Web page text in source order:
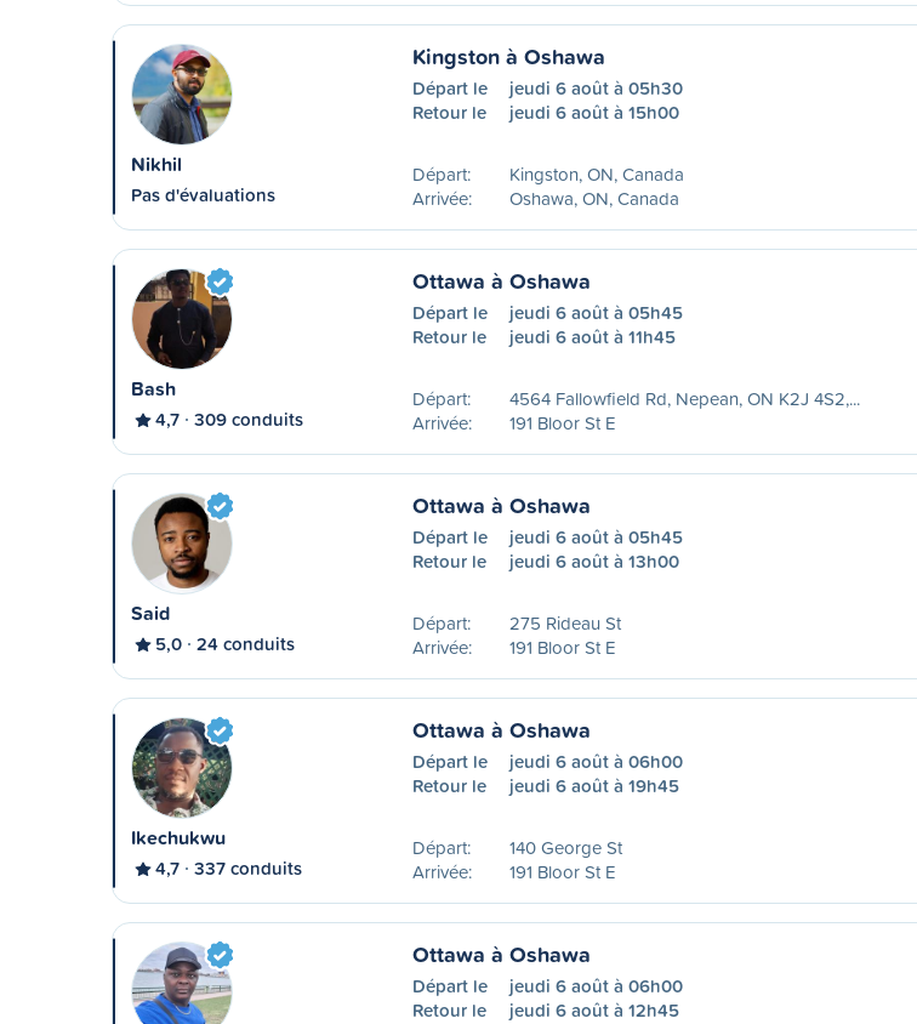
Nikhil
Pas d'évaluations
Kingston à Oshawa
Départ le
jeudi 6 août à 05h30
Retour le
jeudi 6 août à 15h00
Départ:
Kingston, ON, Canada
Arrivée:
Oshawa, ON, Canada
Bash
4,7 309 conduits
Ottawa à Oshawa
Départ le
jeudi 6 août à 05h45
Retour le
jeudi 6 août à 11h45
Départ:
4564 Fallowfield Rd, Nepean, ON K2J 4S2,...
Arrivée:
191 Bloor St E
Said
5,0 24 conduits
Ottawa à Oshawa
Départ le
jeudi 6 août à 05h45
Retour le
jeudi 6 août à 13h00
Départ:
275 Rideau St
Arrivée:
191 Bloor St E
Ikechukwu
4,7 337 conduits
Ottawa à Oshawa
Départ le
jeudi 6 août à 06h00
Retour le
jeudi 6 août à 19h45
Départ:
140 George St
Arrivée:
191 Bloor St E
Ottawa à Oshawa
Départ le
jeudi 6 août à 06h00
Retour le
jeudi 6 août à 12h45